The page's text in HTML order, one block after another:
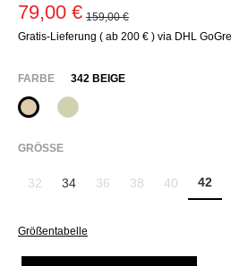
79,00 € 159,00 €
Gratis-Lieferung ( ab 200 € ) via DHL
FARBEAUSWÄHLEN
342 BEIGE
342 Beige708 Rauchgrün
GRÖSSE AUSWÄHLEN
32 34 36 38 40 42
Größentabelle